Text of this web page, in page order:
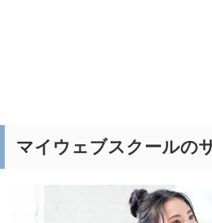
マイウェブスクールの